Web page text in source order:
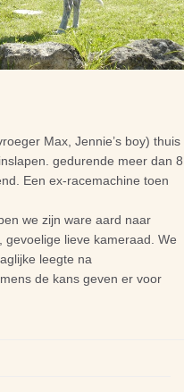
Max, Jennie’s boy) thuis
gedurende meer dan 8
Een ex-racemachine toen
we zijn ware aard naar
lieve kameraad. We
leegte na
de kans geven er voor